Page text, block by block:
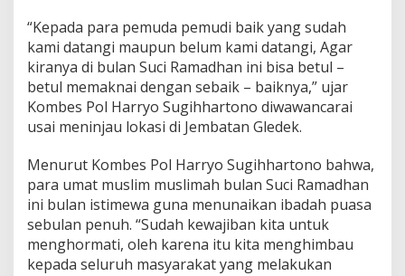
w
a
s
a
T
i
i
k
a
w
a
n
“Kepada para pemuda pemudi baik yang sudah
kami datangi maupun belum kami datangi, Agar
kiranya di bulan Suci Ramadhan ini bisa betul –
betul memaknai dengan sebaik – baiknya,” ujar
Kombes Pol Harryo Sugihhartono diwawancarai
usai meninjau lokasi di Jembatan Gledek.
Menurut Kombes Pol Harryo Sugihhartono bahwa,
para umat muslim muslimah bulan Suci Ramadhan
ini bulan istimewa guna menunaikan ibadah puasa
sebulan penuh. “Sudah kewajiban kita untuk
menghormati, oleh karena itu kita menghimbau
kepada seluruh masyarakat yang melakukan